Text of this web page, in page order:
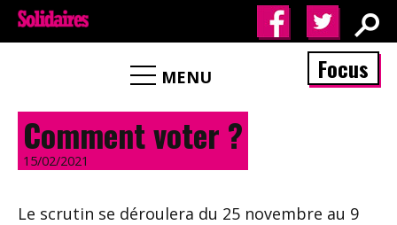
MENU Focus
Comment voter ?
15/02/2021
Le scrutin se déroulera du 25 novembre au 9